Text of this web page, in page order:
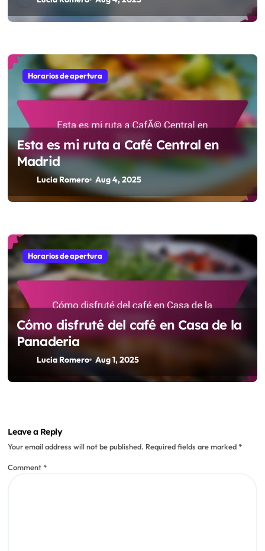
Horarios de apertura
Esta es mi ruta a Café Central en
Madrid
Lucia Romero Aug 4, 2025
Horarios de apertura
Cómo disfruté del café en Casa de la
Panaderia
Lucia Romero Aug 1, 2025
Leave a Reply
Your email address will not be published. Required fields are marked*
Comment*